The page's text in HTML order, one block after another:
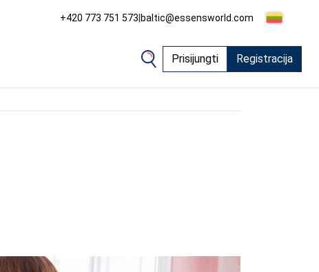
+420 773 751 573|baltic@essensworld.com
Prisijungti Registracija